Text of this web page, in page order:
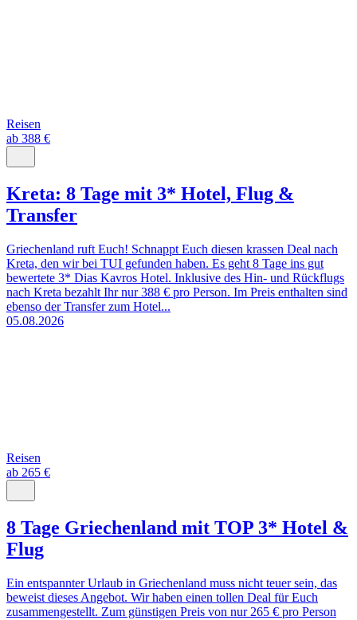
Reisen
ab 388 €
Kreta: 8 Tage mit 3* Hotel, Flug &
Transfer
Griechenland ruft Euch! Schnappt Euch diesen krassen Deal nach
Kreta, den wir bei TUI gefunden haben. Es geht 8 Tage ins gut
bewertete 3* Dias Kavros Hotel. Inklusive des Hin- und Rückflugs
nach Kreta bezahlt Ihr nur 388 € pro Person. Im Preis enthalten sind
ebenso der Transfer zum Hotel...
05.08.2026
Reisen
ab 265 €
8 Tage Griechenland mit TOP 3* Hotel &
Flug
Ein entspannter Urlaub in Griechenland muss nicht teuer sein, das
beweist dieses Angebot. Wir haben einen tollen Deal für Euch
zusammengestellt. Zum günstigen Preis von nur 265 € pro Person